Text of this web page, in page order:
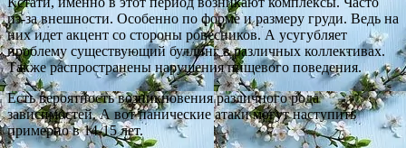
из-за внешности. Особенно по форме и размеру груди. Ведь на
них идет акцент со стороны ровесников. А усугубляет
проблему существующий буллинг в различных коллективах.
Также распространены нарушения пищевого поведения.
Есть вероятность возникновения различного рода
зависимостей. А вот панические атаки могут наступить
примерно в 14-15 лет.